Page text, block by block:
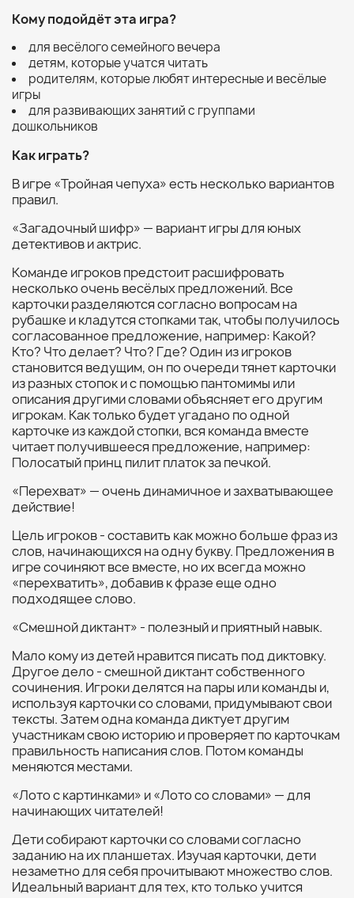
Кому подойдёт эта игра?
для весёлого семейного вечера
детям, которые учатся читать
родителям, которые любят интересные и весёлые
игры
для развивающих занятий с группами
дошкольников
Как играть?
В игре «Тройная чепуха» есть несколько вариантов
правил.
«Загадочный шифр» — вариант игры для юных
детективов и актрис.
Команде игроков предстоит расшифровать
несколько очень весёлых предложений. Все
карточки разделяются согласно вопросам на
рубашке и кладутся стопками так, чтобы получилось
согласованное предложение, например: Какой?
Кто? Что делает? Что? Где? Один из игроков
становится ведущим, он по очереди тянет карточки
из разных стопок и с помощью пантомимы или
описания другими словами объясняет его другим
игрокам. Как только будет угадано по одной
карточке из каждой стопки, вся команда вместе
читает получившееся предложение, например:
Полосатый принц пилит платок за печкой.
«Перехват» — очень динамичное и захватывающее
действие!
Цель игроков - составить как можно больше фраз из
слов, начинающихся на одну букву. Предложения в
игре сочиняют все вместе, но их всегда можно
«перехватить», добавив к фразе еще одно
подходящее слово.
«Смешной диктант» - полезный и приятный навык.
Мало кому из детей нравится писать под диктовку.
Другое дело - смешной диктант собственного
сочинения. Игроки делятся на пары или команды и,
используя карточки со словами, придумывают свои
тексты. Затем одна команда диктует другим
участникам свою историю и проверяет по карточкам
правильность написания слов. Потом команды
меняются местами.
«Лото с картинками» и «Лото со словами» — для
начинающих читателей!
Дети собирают карточки со словами согласно
заданию на их планшетах. Изучая карточки, дети
незаметно для себя прочитывают множество слов.
Идеальный вариант для тех, кто только учится